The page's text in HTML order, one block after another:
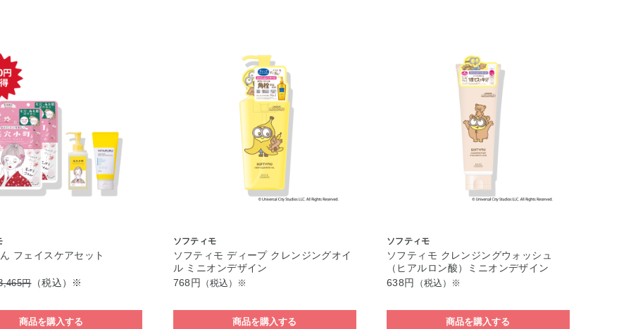
フェイスケアセット
円（税込）※
商品を購入する
ソフティモ
ソフティモ ディープ クレンジングオイ
ル ミニオンデザイン
768円
（税込）※
商品を購入する
ソフティモ
ソフティモ クレンジングウォッシュ
（ヒアルロン酸）ミニオンデザイン
638円
（税込）※
商品を購入する